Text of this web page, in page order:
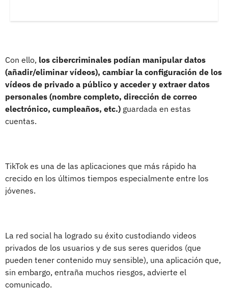
Con ello, los cibercriminales podían manipular datos
(añadir/eliminar vídeos), cambiar la configuración de los
vídeos de privado a público y acceder y extraer datos
personales (nombre completo, dirección de correo
electrónico, cumpleaños, etc.) guardada en estas
cuentas.
TikTok es una de las aplicaciones que más rápido ha
crecido en los últimos tiempos especialmente entre los
jóvenes.
La red social ha logrado su éxito custodiando videos
privados de los usuarios y de sus seres queridos (que
pueden tener contenido muy sensible), una aplicación que,
sin embargo, entraña muchos riesgos, advierte el
comunicado.